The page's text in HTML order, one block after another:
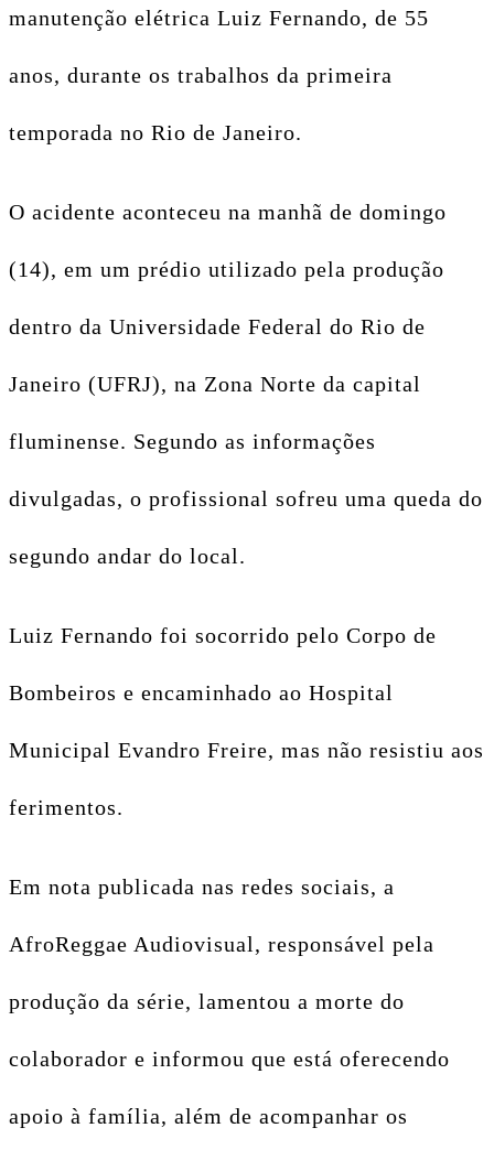
manutenção elétrica Luiz Fernando, de 55
anos, durante os trabalhos da primeira
temporada no Rio de Janeiro.
O acidente aconteceu na manhã de domingo
(14), em um prédio utilizado pela produção
dentro da Universidade Federal do Rio de
Janeiro (UFRJ), na Zona Norte da capital
fluminense. Segundo as informações
divulgadas, o profissional sofreu uma queda do
segundo andar do local.
Luiz Fernando foi socorrido pelo Corpo de
Bombeiros e encaminhado ao Hospital
Municipal Evandro Freire, mas não resistiu aos
ferimentos.
Em nota publicada nas redes sociais, a
AfroReggae Audiovisual, responsável pela
produção da série, lamentou a morte do
colaborador e informou que está oferecendo
apoio à família, além de acompanhar os